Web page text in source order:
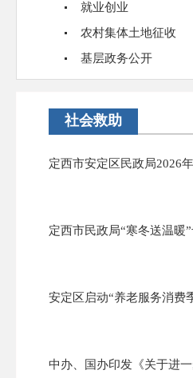
就业创业
农村集体土地征收
基层政务公开
社会救助